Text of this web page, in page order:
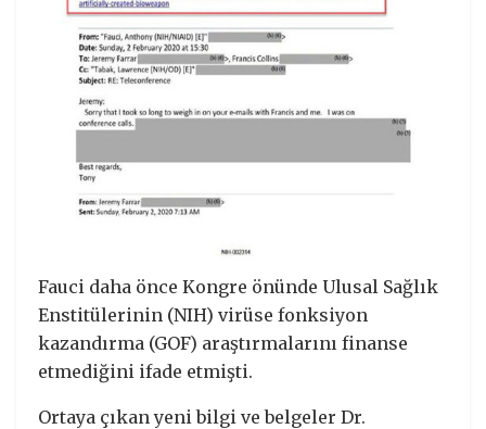
Fauci daha önce Kongre önünde Ulusal Sağlık
Enstitülerinin (NIH) virüse fonksiyon
kazandırma (GOF) araştırmalarını finanse
etmediğini ifade etmişti.
Ortaya çıkan yeni bilgi ve belgeler Dr.